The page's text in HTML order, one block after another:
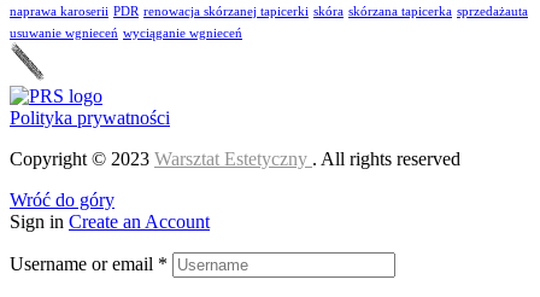
naprawa karoserii PDR renowacja skórzanej tapicerki skóra skórzana tapicerka sprzedażauta
usuwanie wgnieceń wyciąganie wgnieceń
Polityka prywatności
Copyright © 2023 Warsztat Estetyczny . All rights reserved
Wróć do góry
Sign in Create an Account
Username or email *